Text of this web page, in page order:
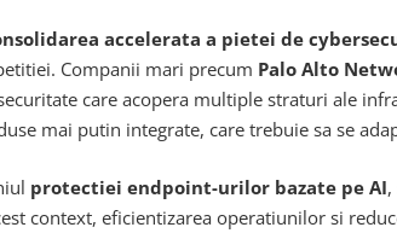
accelerata a pietei de
Companii mari precum Palo Alto
care acopera multiple straturi ale
mai putin integrate, care trebuie sa se
protectiei endpoint-urilor bazate pe AI
context, eficientizarea operatiunilor si